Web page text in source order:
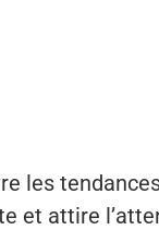
les
et attire